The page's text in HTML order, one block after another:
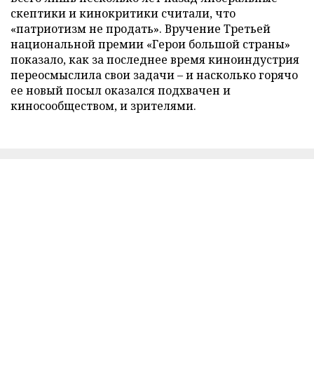
скептики и кинокритики считали, что
«патриотизм не продать». Вручение Третьей
национальной премии «Герои большой страны»
показало, как за последнее время киноиндустрия
переосмыслила свои задачи – и насколько горячо
ее новый посыл оказался подхвачен и
киносообществом, и зрителями.